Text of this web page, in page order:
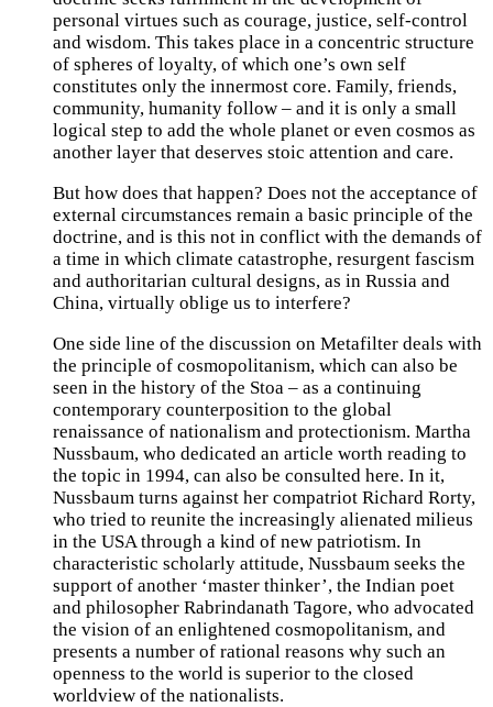
personal virtues such as courage, justice, self-control
and wisdom. This takes place in a concentric structure
of spheres of loyalty, of which one’s own self
constitutes only the innermost core. Family, friends,
community, humanity follow – and it is only a small
logical step to add the whole planet or even cosmos as
another layer that deserves stoic attention and care.
But how does that happen? Does not the acceptance of
external circumstances remain a basic principle of the
doctrine, and is this not in conflict with the demands of
a time in which climate catastrophe, resurgent fascism
and authoritarian cultural designs, as in Russia and
China, virtually oblige us to interfere?
One side line of the discussion on Metafilter deals with
the principle of cosmopolitanism, which can also be
seen in the history of the Stoa – as a continuing
contemporary counterposition to the global
renaissance of nationalism and protectionism. Martha
Nussbaum, who dedicated an article worth reading to
the topic in 1994, can also be consulted here. In it,
Nussbaum turns against her compatriot Richard Rorty,
who tried to reunite the increasingly alienated milieus
in the USA through a kind of new patriotism. In
characteristic scholarly attitude, Nussbaum seeks the
support of another ‘master thinker’, the Indian poet
and philosopher Rabrindanath Tagore, who advocated
the vision of an enlightened cosmopolitanism, and
presents a number of rational reasons why such an
openness to the world is superior to the closed
worldview of the nationalists.